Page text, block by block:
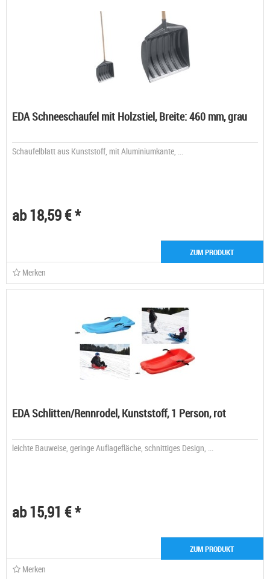
EDA Schneeschaufel mit Holzstiel, Breite: 460 mm, grau
Schaufelblatt aus Kunststoff, mit Aluminiumkante, ...
ab 18,59 € *
ZUM PRODUKT
Merken
EDA Schlitten/Rennrodel, Kunststoff, 1 Person, rot
leichte Bauweise, geringe Auflagefläche, schnittiges Design, ...
ab 15,91 € *
ZUM PRODUKT
Merken